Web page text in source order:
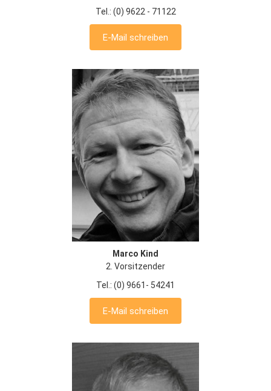
Tel.: (0) 9622 - 71122
E-Mail schreiben
Marco Kind
2. Vorsitzender
Tel.: (0) 9661- 54241
E-Mail schreiben